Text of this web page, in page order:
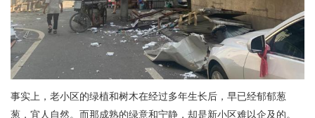
事实上，老小区的绿植和树木在经过多年生长后，早已经郁郁葱
葱，宜人自然。而那成熟的绿意和宁静，却是新小区难以企及的。